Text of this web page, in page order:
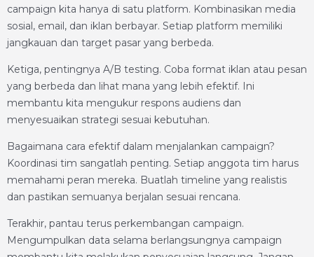
campaign kita hanya di satu platform. Kombinasikan media
sosial, email, dan iklan berbayar. Setiap platform memiliki
jangkauan dan target pasar yang berbeda.
Ketiga, pentingnya A/B testing. Coba format iklan atau pesan
yang berbeda dan lihat mana yang lebih efektif. Ini
membantu kita mengukur respons audiens dan
menyesuaikan strategi sesuai kebutuhan.
Bagaimana cara efektif dalam menjalankan campaign?
Koordinasi tim sangatlah penting. Setiap anggota tim harus
memahami peran mereka. Buatlah timeline yang realistis
dan pastikan semuanya berjalan sesuai rencana.
Terakhir, pantau terus perkembangan campaign.
Mengumpulkan data selama berlangsungnya campaign